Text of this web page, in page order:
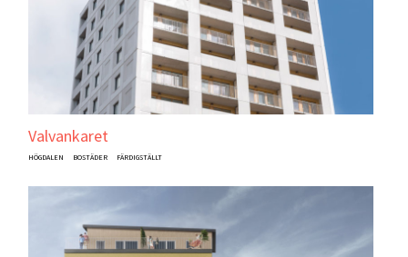
Valvankaret
HÖGDALEN BOSTÄDER FÄRDIGSTÄLLT